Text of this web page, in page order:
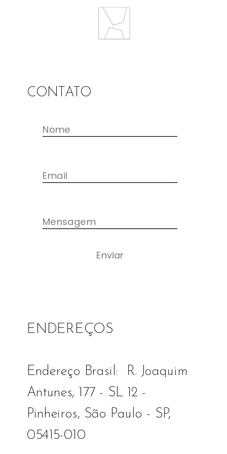
Enviar
CONTATO
Endereço Brasil:  R. Joaquim
Antunes, 177 - SL 12 -
Pinheiros, São Paulo - SP,
05415-010
ENDEREÇOS